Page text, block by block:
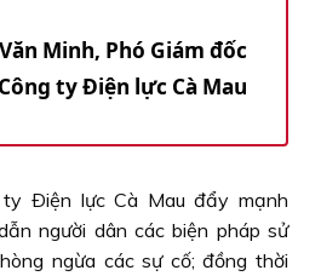
Minh, Phó Giám đốc
Công ty Ðiện lực Cà Mau
ty Ðiện lực Cà Mau đẩy mạnh
người dân các biện pháp sử
ngừa các sự cố; đồng thời